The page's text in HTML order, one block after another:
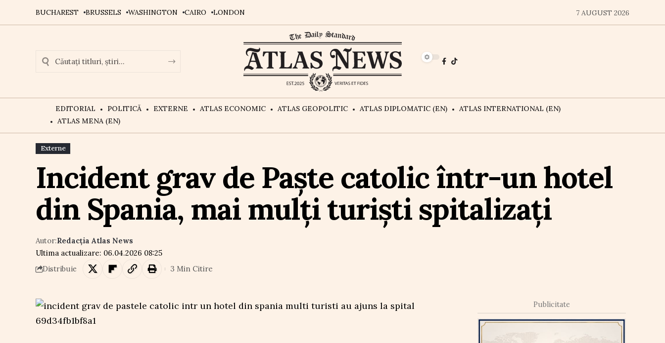
BUCHAREST BRUSSELS WASHINGTON CAIRO LONDON 7 AUGUST 2026
EDITORIAL POLITICĂ EXTERNE ATLAS ECONOMIC ATLAS GEOPOLITIC ATLAS DIPLOMATIC (EN)
ATLAS INTERNATIONAL (EN)
ATLAS MENA (EN)
Externe
Incident grav de Paște catolic într-un hotel
din Spania, mai mulți turiști spitalizați
Ultima actualizare: 06.04.2026 08:25
Autor:Redacția Atlas News
Distribuie 3 Min Citire
Publicitate